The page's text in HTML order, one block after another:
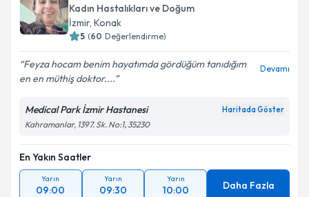
Kadın Hastalıkları ve Doğum
İzmir, Konak
5 (60 Değerlendirme)
Feyza hocam benim hayatımda gördüğüm tanıdığım
en en müthiş doktor....
Devamı
Medical Park İzmir Hastanesi Haritada Göster
Kahramanlar, 1397. Sk. No:1, 35230
En Yakın Saatler
Yarın
09:00
Yarın
09:30
Yarın
10:00 Daha Fazla